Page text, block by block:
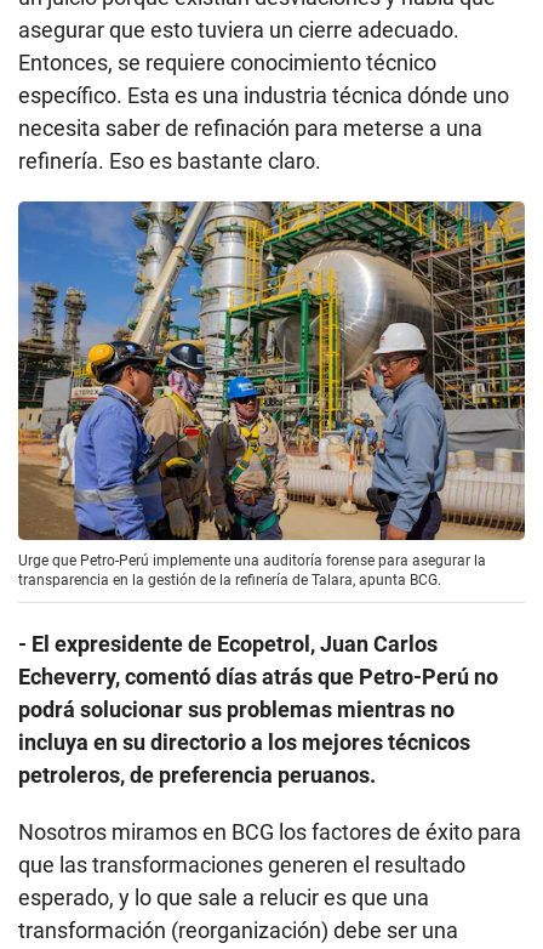
Urge que Petro-Perú implemente una auditoría forense para asegurar la
transparencia en la gestión de la refinería de Talara, apunta BCG.
- El expresidente de Ecopetrol, Juan Carlos
Echeverry, comentó días atrás que Petro-Perú no
podrá solucionar sus problemas mientras no
incluya en su directorio a los mejores técnicos
petroleros, de preferencia peruanos.
Nosotros miramos en BCG los factores de éxito para
esperado, y lo que sale a relucir es que una
transformación (reorganización) debe ser una
prioridad delpresidente o CEO. Una parte de la
solución a este problema, en la industria petrolera,
es técnica, y requiere talento. Esto es igual en todas
las reorganizaciones, sean privadas o estatales.
- Pero ese es objetivo es más difícil conseguir en
una empresa estatal.